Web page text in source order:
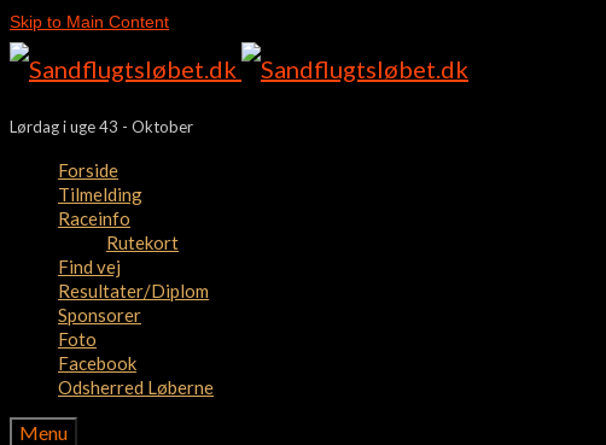
Skip to Main Content
Lørdag i uge 43 - Oktober
Forside
Tilmelding
Raceinfo
Rutekort
Find vej
Resultater/Diplom
Sponsorer
Foto
Facebook
Odsherred Løberne
Menu